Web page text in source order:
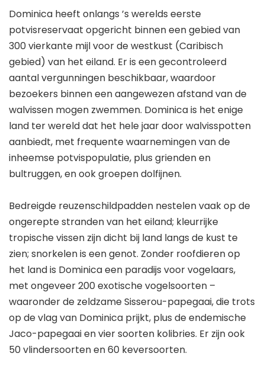
Dominica heeft onlangs ’s werelds eerste
potvisreservaat opgericht binnen een gebied van
300 vierkante mijl voor de westkust (Caribisch
gebied) van het eiland. Er is een gecontroleerd
aantal vergunningen beschikbaar, waardoor
bezoekers binnen een aangewezen afstand van de
walvissen mogen zwemmen. Dominica is het enige
land ter wereld dat het hele jaar door walvisspotten
aanbiedt, met frequente waarnemingen van de
inheemse potvispopulatie, plus grienden en
bultruggen, en ook groepen dolfijnen.
Bedreigde reuzenschildpadden nestelen vaak op de
ongerepte stranden van het eiland; kleurrijke
tropische vissen zijn dicht bij land langs de kust te
zien; snorkelen is een genot. Zonder roofdieren op
het land is Dominica een paradijs voor vogelaars,
met ongeveer 200 exotische vogelsoorten –
waaronder de zeldzame Sisserou-papegaai, die trots
op de vlag van Dominica prijkt, plus de endemische
Jaco-papegaai en vier soorten kolibries. Er zijn ook
50 vlindersoorten en 60 keversoorten.